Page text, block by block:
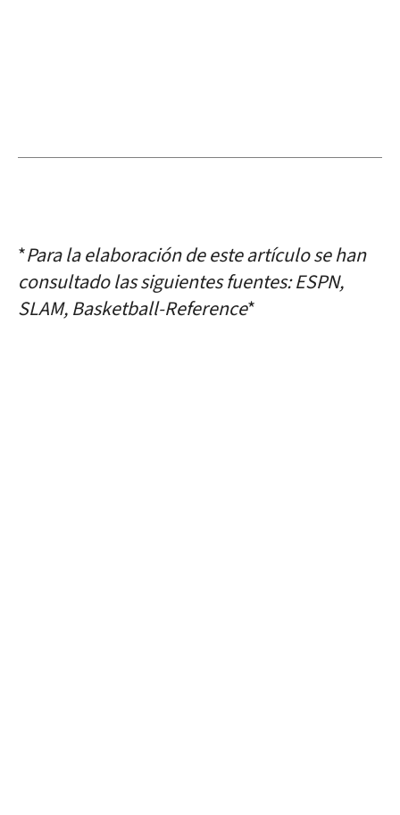
*Para la elaboración de este artículo se han
consultado las siguientes fuentes: ESPN,
SLAM, Basketball-Reference*